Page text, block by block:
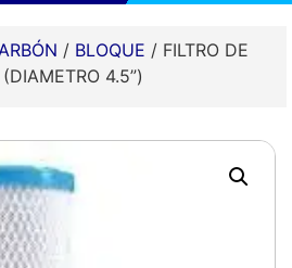
/ BLOQUE / FILTRO DE
4.5”)